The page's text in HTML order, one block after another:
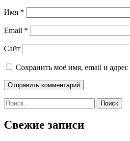
Имя *
Email *
Сайт
Сохранить моё имя, email и
Найти:
Свежие записи